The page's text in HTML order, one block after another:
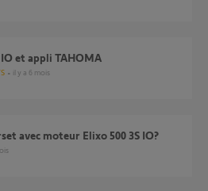
IO et appli TAHOMA
il y a 6 mois
avec moteur Elixo 500 3S IO?